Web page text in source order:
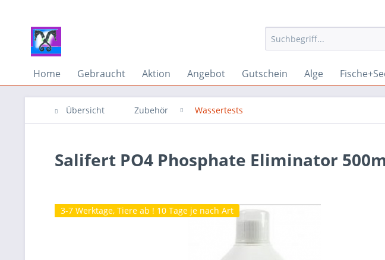
Home Gebraucht Aktion Angebot Gutschein Alge
Übersicht Zubehör Wassertests
Salifert PO4 Phosphate Eliminator
3-7 Werktage, Tiere ab ! 10 Tage je nach Art